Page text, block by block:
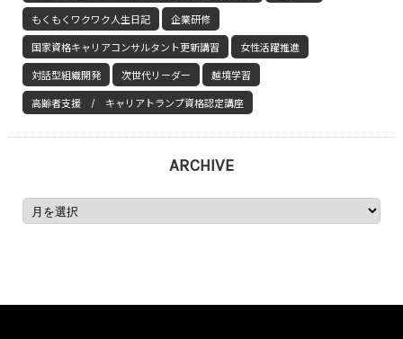
もくもくワクワク人生日記 企業研修
国家資格キャリアコンサルタント更新講習 女性活躍推進
対話型組織開発 次世代リーダー 越境学習
高齢者支援 / キャリアトランプ資格認定講座
ARCHIVE